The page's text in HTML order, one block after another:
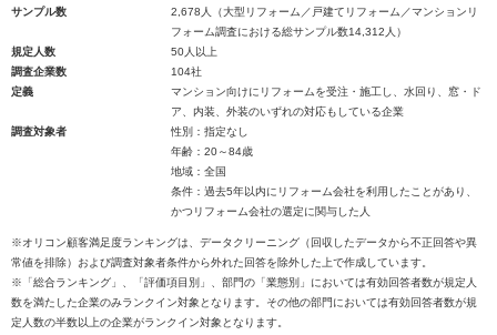
サンプル数
2,678人（大型リフォーム／戸建てリフォーム／マンションリ
フォーム調査における総サンプル数14,312人）
規定人数
50人以上
調査企業数
104社
定義
マンション向けにリフォームを受注・施工し、水回り、窓・ド
ア、内装、外装のいずれの対応もしている企業
調査対象者
性別：指定なし
年齢：20～84歳
地域：全国
条件：過去5年以内にリフォーム会社を利用したことがあり、
かつリフォーム会社の選定に関与した人
※オリコン顧客満足度ランキングは、データクリーニング（回収したデータから不正回答や異
常値を排除）および調査対象者条件から外れた回答を除外した上で作成しています。
※「総合ランキング」、「評価項目別」、部門の「業態別」においては有効回答者数が規定人
数を満たした企業のみランクイン対象となります。その他の部門においては有効回答者数が規
定人数の半数以上の企業がランクイン対象となります。